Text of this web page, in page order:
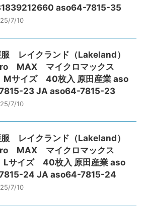
aso64-7815-35
7/10
服 レイクランド（Lakeland）
MAX マイクロマックス
サイズ 40枚入 原田産業 aso
23 JA aso64-7815-23
7/10
服 レイクランド（Lakeland）
MAX マイクロマックス
サイズ 40枚入 原田産業 aso
24 JA aso64-7815-24
7/10